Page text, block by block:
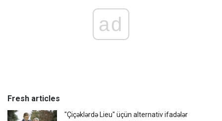
ad
Fresh articles
"Çiçəklərdə Lieu" üçün alternativ ifadələr